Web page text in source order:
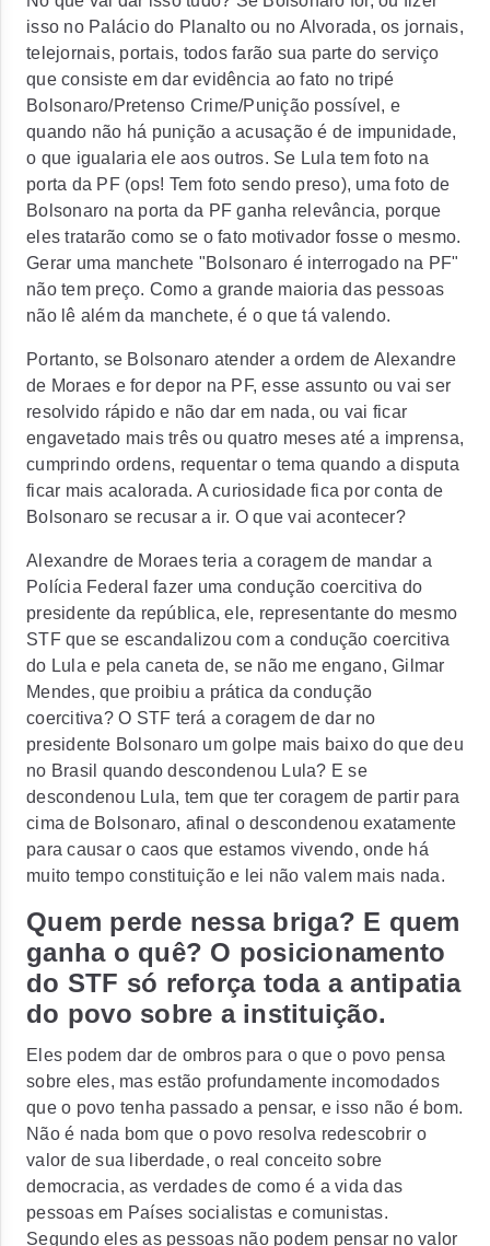
isso no Palácio do Planalto ou no Alvorada, os jornais,
telejornais, portais, todos farão sua parte do serviço
que consiste em dar evidência ao fato no tripé
Bolsonaro/Pretenso Crime/Punição possível, e
quando não há punição a acusação é de impunidade,
o que igualaria ele aos outros. Se Lula tem foto na
porta da PF (ops! Tem foto sendo preso), uma foto de
Bolsonaro na porta da PF ganha relevância, porque
eles tratarão como se o fato motivador fosse o mesmo.
Gerar uma manchete "Bolsonaro é interrogado na PF"
não tem preço. Como a grande maioria das pessoas
não lê além da manchete, é o que tá valendo.
Portanto, se Bolsonaro atender a ordem de Alexandre
de Moraes e for depor na PF, esse assunto ou vai ser
resolvido rápido e não dar em nada, ou vai ficar
engavetado mais três ou quatro meses até a imprensa,
cumprindo ordens, requentar o tema quando a disputa
ficar mais acalorada. A curiosidade fica por conta de
Bolsonaro se recusar a ir. O que vai acontecer?
Alexandre de Moraes teria a coragem de mandar a
Polícia Federal fazer uma condução coercitiva do
presidente da república, ele, representante do mesmo
STF que se escandalizou com a condução coercitiva
do Lula e pela caneta de, se não me engano, Gilmar
Mendes, que proibiu a prática da condução
coercitiva? O STF terá a coragem de dar no
presidente Bolsonaro um golpe mais baixo do que deu
no Brasil quando descondenou Lula? E se
descondenou Lula, tem que ter coragem de partir para
cima de Bolsonaro, afinal o descondenou exatamente
para causar o caos que estamos vivendo, onde há
muito tempo constituição e lei não valem mais nada.
Quem perde nessa briga? E quem
ganha o quê? O posicionamento
do STF só reforça toda a antipatia
do povo sobre a instituição.
Eles podem dar de ombros para o que o povo pensa
sobre eles, mas estão profundamente incomodados
que o povo tenha passado a pensar, e isso não é bom.
Não é nada bom que o povo resolva redescobrir o
valor de sua liberdade, o real conceito sobre
democracia, as verdades de como é a vida das
pessoas em Países socialistas e comunistas.
Segundo eles as pessoas não podem pensar no valor